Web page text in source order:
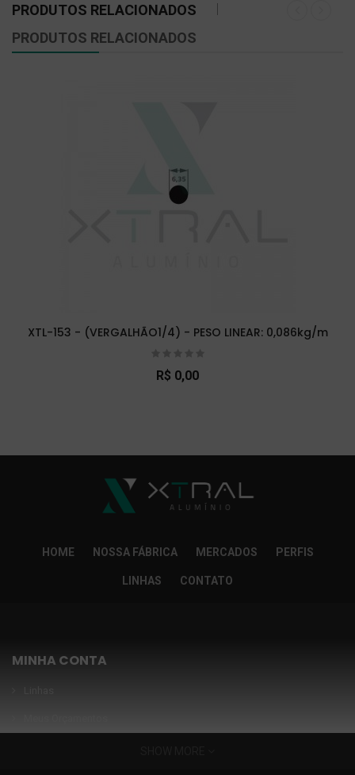
PRODUTOS RELACIONADOS
PRODUTOS RELACIONADOS
XTL-153 - (VERGALHÃO1/4) - PESO LINEAR: 0,086kg/m
R$ 0,00
HOME NOSSA FÁBRICA MERCADOS PERFIS
LINHAS CONTATO
MINHA CONTA